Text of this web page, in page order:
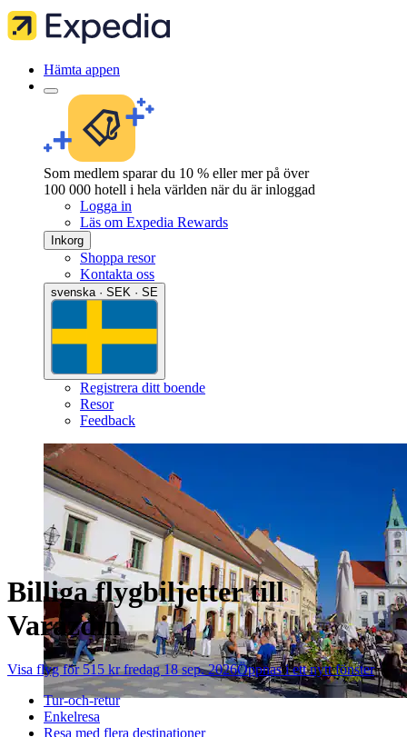
Hämta appen
Som medlem sparar du 10 % eller mer på över
100 000 hotell i hela världen när du är inloggad
Logga in
Läs om Expedia Rewards
Inkorg
Shoppa resor
Kontakta oss
svenska · SEK · SE
Registrera ditt boende
Resor
Feedback
Billiga flygbiljetter till
Varazdin
Visa flyg för 515 kr fredag 18 sep. 2026Öppnas i ett nytt fönster
Tur-och-retur
Enkelresa
Resa med flera destinationer